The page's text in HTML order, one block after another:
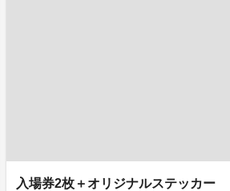
入場券2枚＋オリジナルステッカー